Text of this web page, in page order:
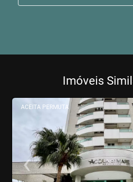
Imóveis
ACEITA PERMUTA
<<<
‹Previous